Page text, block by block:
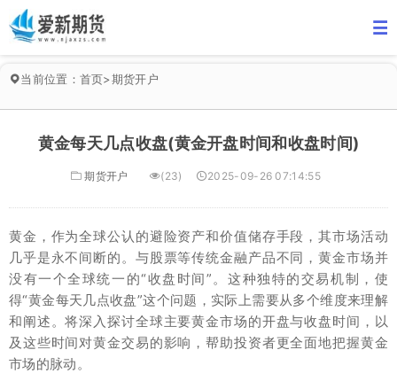
当前位置： 首页>期货开户
黄金每天几点收盘(黄金开盘时间和收盘时间)
期货开户 (23) 2025-09-26 07:14:55
黄金，作为全球公认的避险资产和价值储存手段，其市场活动
几乎是永不间断的。与股票等传统金融产品不同，黄金市场并
没有一个全球统一的“收盘时间”。这种独特的交易机制，使
得“黄金每天几点收盘”这个问题，实际上需要从多个维度来理解
和阐述。将深入探讨全球主要黄金市场的开盘与收盘时间，以
及这些时间对黄金交易的影响，帮助投资者更全面地把握黄金
市场的脉动。